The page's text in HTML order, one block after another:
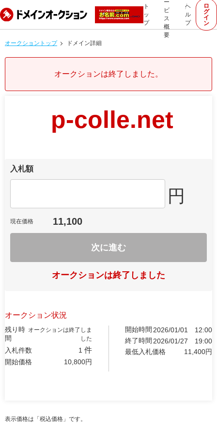
ト
ッ
プ
ー
ビ
ス
概
要
ヘ
ル
プ
ロ
グ
イ
ン
オークショントップ ドメイン詳細
オークションは終了しました。
p-colle.net
入札額
円
現在価格 11,100
次に進む
オークションは終了しました
オークション状況
残り時
間
オークションは終了しま
した
入札件数 1 件
開始価格 10,800円
開始時間 2026/01/01
12:00
終了時間 2026/01/27
19:00
最低入札価格
11,400円
表示価格は「税込価格」です。